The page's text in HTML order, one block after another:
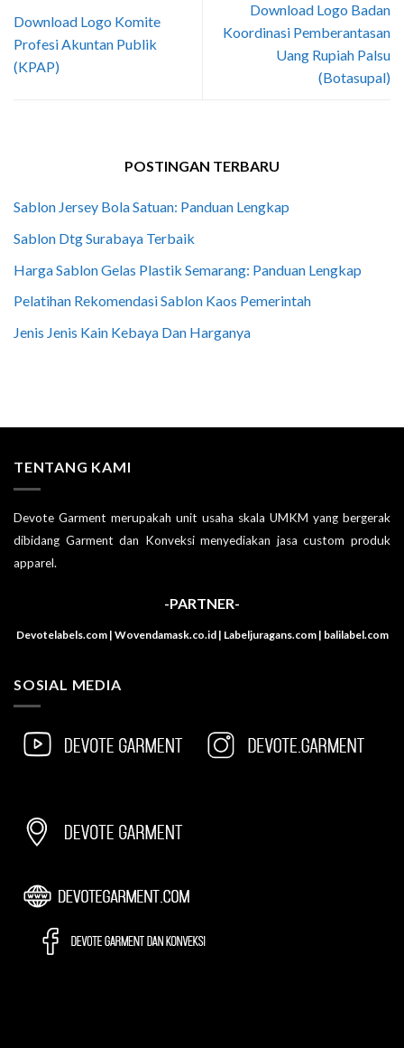
Download Logo Komite
Profesi Akuntan Publik
(KPAP)
Download Logo Badan
Koordinasi Pemberantasan
Uang Rupiah Palsu
(Botasupal)
POSTINGAN TERBARU
Sablon Jersey Bola Satuan: Panduan Lengkap
Sablon Dtg Surabaya Terbaik
Harga Sablon Gelas Plastik Semarang: Panduan Lengkap
Pelatihan Rekomendasi Sablon Kaos Pemerintah
Jenis Jenis Kain Kebaya Dan Harganya
TENTANG KAMI
Devote Garment merupakah unit usaha skala UMKM yang bergerak
dibidang Garment dan Konveksi menyediakan jasa custom produk
apparel.
-PARTNER-
Devotelabels.com | Wovendamask.co.id | Labeljuragans.com | balilabel.com
SOSIAL MEDIA